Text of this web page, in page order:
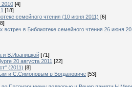
2010 [4]
[18]
семейного чтения (10 июня 2011) [6]
встреч в Библиотеке семейного чтения 26 июня
и В.Иваницкой [71]
20 августа 2011 [22]
(2011) [8]
и С.Симоновым в Богдановиче [53]